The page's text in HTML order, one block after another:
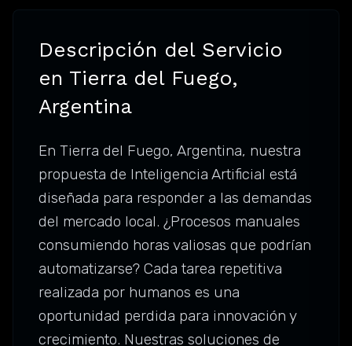
Descripción del Servicio
en Tierra del Fuego,
Argentina
En Tierra del Fuego, Argentina, nuestra
propuesta de Inteligencia Artificial está
diseñada para responder a las demandas
del mercado local. ¿Procesos manuales
consumiendo horas valiosas que podrían
automatizarse? Cada tarea repetitiva
realizada por humanos es una
oportunidad perdida para innovación y
crecimiento. Nuestras soluciones de